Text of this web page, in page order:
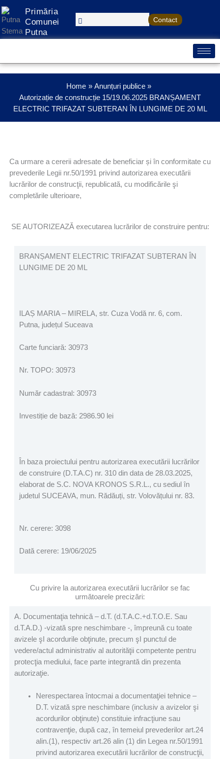
Treci
la
conținut
Primăria
Comunei
Putna
Contact
Home
Anunțuri publice
Autorizație de construcție 15/19.06.2025 BRANȘAMENT
ELECTRIC TRIFAZAT SUBTERAN ÎN LUNGIME DE 20 ML
Ca urmare a cererii adresate de beneficiar și în conformitate cu
prevederile Legii nr.50/1991 privind autorizarea executării
lucrărilor de construcţii, republicată, cu modificările şi
completările ulterioare,
SE AUTORIZEAZĂ executarea lucrărilor de construire pentru:
BRANȘAMENT ELECTRIC TRIFAZAT SUBTERAN ÎN
LUNGIME DE 20 ML
ILAȘ MARIA – MIRELA, str. Cuza Vodă nr. 6, com.
Putna, județul Suceava
Carte funciară: 30973
Nr. TOPO: 30973
Număr cadastral: 30973
Investiție de bază: 2986.90 lei
În baza proiectului pentru autorizarea executării lucrărilor
de construire (D.T.A.C) nr. 310 din data de 28.03.2025,
elaborat de S.C. NOVA KRONOS S.R.L., cu sediul în
judetul SUCEAVA, mun. Rădăuți, str. Volovățului nr. 83.
Nr. cerere: 3098
Dată cerere: 19/06/2025
Cu privire la autorizarea executării lucrărilor se fac
următoarele precizări:
A. Documentaţia tehnică – d.T. (d.T.A.C.+d.T.O.E. Sau
d.T.A.D.) -vizată spre neschimbare -, împreună cu toate
avizele şI acordurile obţinute, precum şI punctul de
vedere/actul administrativ al autorităţii competente pentru
protecţia mediului, face parte integrantă din prezenta
autorizaţie.
Nerespectarea întocmai a documentaţiei tehnice –
D.T. vizată spre neschimbare (inclusiv a avizelor şi
acordurilor obţinute) constituie infracţiune sau
contravenţie, după caz, în temeiul prevederilor art.24
alin.(1), respectiv art.26 alin (1) din Legea nr.50/1991
privind autorizarea executării lucrărilor de construcţii,